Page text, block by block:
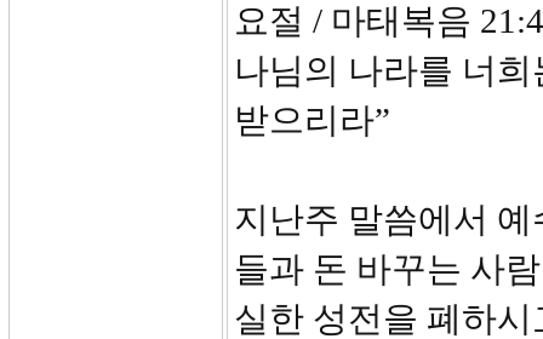
요절 / 마태복음
나님의 나라를 너
받으리라”
지난주 말씀에서
들과 돈 바꾸는 사
실한 성전을 폐하